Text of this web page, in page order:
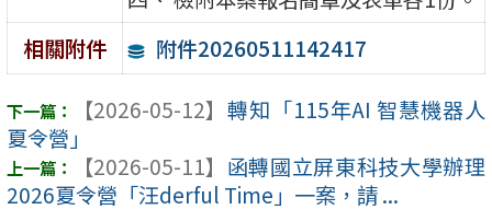
相關附件
附件20260511142417
【2026-05-12】 轉知「115年AI 智慧機器人
夏令營」
【2026-05-11】 函轉國立屏東科技大學辦理
2026夏令營「汪derful Time」一案，請 ...